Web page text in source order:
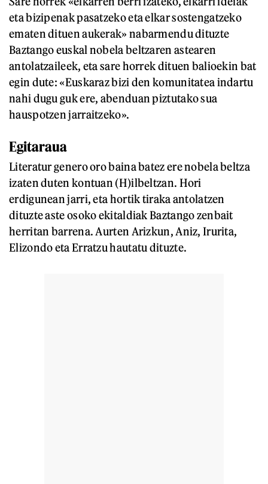
eta bizipenak pasatzeko eta elkar sostengatzeko
ematen dituen aukerak» nabarmendu dituzte
Baztango euskal nobela beltzaren astearen
antolatzaileek, eta sare horrek dituen balioekin bat
egin dute: «Euskaraz bizi den komunitatea indartu
nahi dugu guk ere, abenduan piztutako sua
hauspotzen jarraitzeko».
Egitaraua
Literatur genero oro baina batez ere nobela beltza
izaten duten kontuan (H)ilbeltzan. Hori
erdigunean jarri, eta hortik tiraka antolatzen
dituzte aste osoko ekitaldiak Baztango zenbait
herritan barrena. Aurten Arizkun, Aniz, Irurita,
Elizondo eta Erratzu hautatu dituzte.